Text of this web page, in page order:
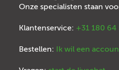
Onze specialisten staan
Klantenservice: +31 180 64
Bestellen: Ik wil een